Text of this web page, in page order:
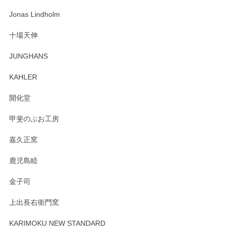
Jonas Lindholm
十場天伸
JUNGHANS
KAHLER
開化堂
甲斐のぶお工房
嘉久正窯
鹿児島睦
金子司
上出長右衛門窯
KARIMOKU NEW STANDARD